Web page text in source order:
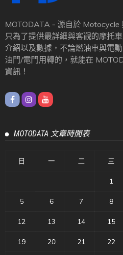
MOTODATA - 源自於 Motocycle
只為了提供最詳細與客觀的摩托
介紹以及數據，不論燃油車與電
油門/電門用轉的，就能在
資訊！
MOTODATA 文章時間表
日 一 二 三
1
5 6 7 8
12 13 14 15
19 20 21 22